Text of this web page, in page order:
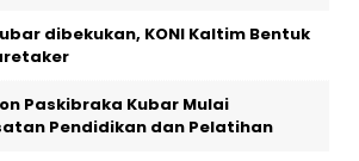
dibekukan, KONI Kaltim Bentuk
Paskibraka Kubar Mulai
Pendidikan dan Pelatihan